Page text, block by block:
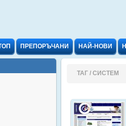
ПРЕПОРЪЧАНИ НАЙ-НОВИ
ТАГ / СИСТЕМ